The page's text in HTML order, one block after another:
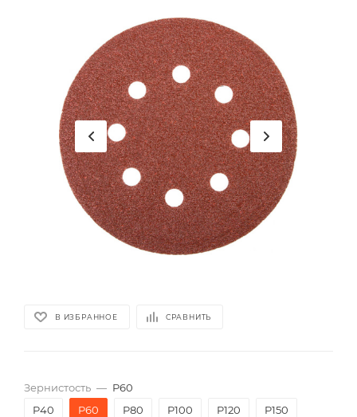
В ИЗБРАННОЕ СРАВНИТЬ
Зернистость — P60
P40
P60 P80 P100 P120 P150